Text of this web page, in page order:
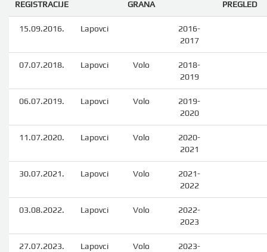
REGISTRACIJE
GRANA
PREGLED
15.09.2016. Lapovci
2016-
2017
07.07.2018. Lapovci Volo
2018-
2019
06.07.2019. Lapovci Volo
2019-
2020
11.07.2020. Lapovci Volo
2020-
2021
30.07.2021. Lapovci Volo
2021-
2022
03.08.2022. Lapovci Volo
2022-
2023
27.07.2023. Lapovci Volo
2023-